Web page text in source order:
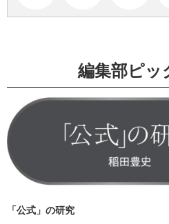
編集部ピッ
「公式」の研究